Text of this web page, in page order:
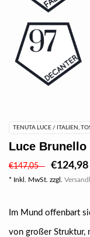
TENUTA LUCE / ITALIEN,
Luce Brunello
€147,05 €124,98
* Inkl. MwSt. zzgl.
Im Mund offenbart
von großer Struktur,